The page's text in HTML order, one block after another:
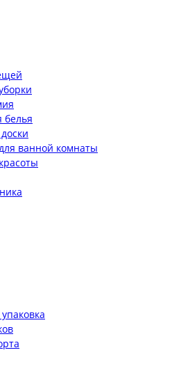
белья
ванной комнаты